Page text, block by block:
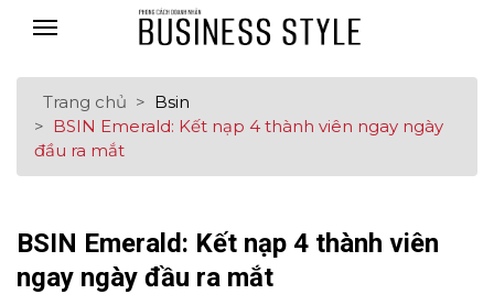
Trang chủ
Bsin
BSIN Emerald: Kết nạp 4 thành viên ngay ngày
đầu ra mắt
BSIN Emerald: Kết nạp 4 thành viên
ngay ngày đầu ra mắt